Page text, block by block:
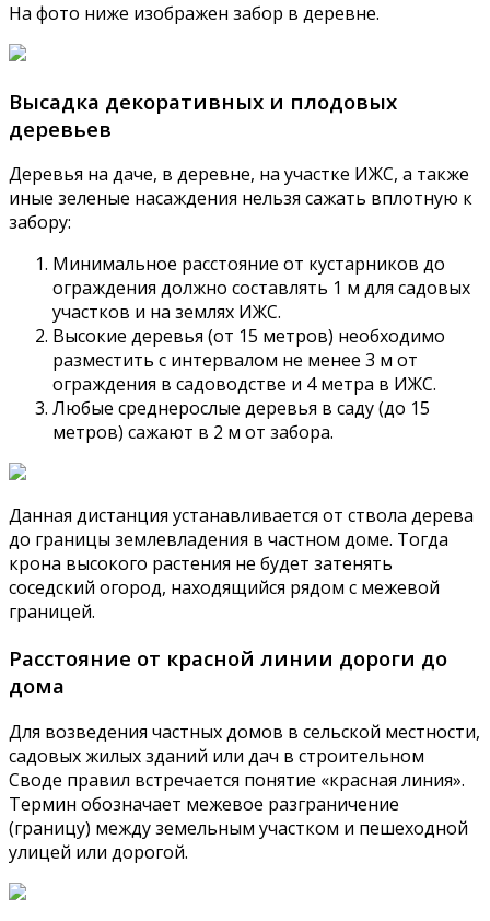
На фото ниже изображен забор в деревне.
Высадка декоративных и плодовых
деревьев
Деревья на даче, в деревне, на участке ИЖС, а также
иные зеленые насаждения нельзя сажать вплотную к
забору:
Минимальное расстояние от кустарников до
ограждения должно составлять 1 м для садовых
участков и на землях ИЖС.
Высокие деревья (от 15 метров) необходимо
разместить с интервалом не менее 3 м от
ограждения в садоводстве и 4 метра в ИЖС.
Любые среднерослые деревья в саду (до 15
метров) сажают в 2 м от забора.
Данная дистанция устанавливается от ствола дерева
до границы землевладения в частном доме. Тогда
крона высокого растения не будет затенять
соседский огород, находящийся рядом с межевой
границей.
Расстояние от красной линии дороги до
дома
Для возведения частных домов в сельской местности,
садовых жилых зданий или дач в строительном
Своде правил встречается понятие «красная линия».
Термин обозначает межевое разграничение
(границу) между земельным участком и пешеходной
улицей или дорогой.